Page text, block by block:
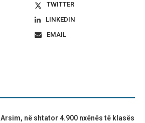
TWITTER
LINKEDIN
EMAIL
Arsim, në shtator 4.900 nxënës të klasës